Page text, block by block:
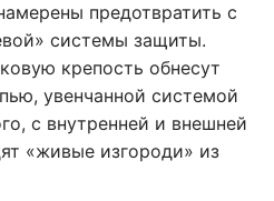
предотвратить с
системы защиты.
крепость обнесут
увенчанной системой
с внутренней и внешней
«живые изгороди» из